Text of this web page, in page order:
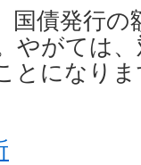
債発行の
やがては
とになり